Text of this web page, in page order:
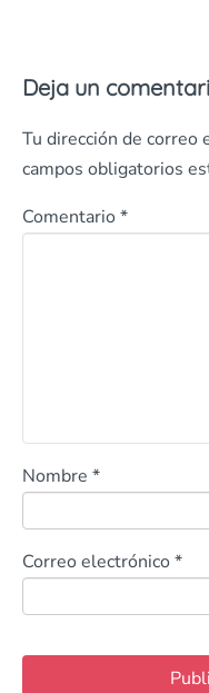
Deja un
Tu dirección de correo
campos obligatorios
Comentario *
Nombre *
Correo electrónico *